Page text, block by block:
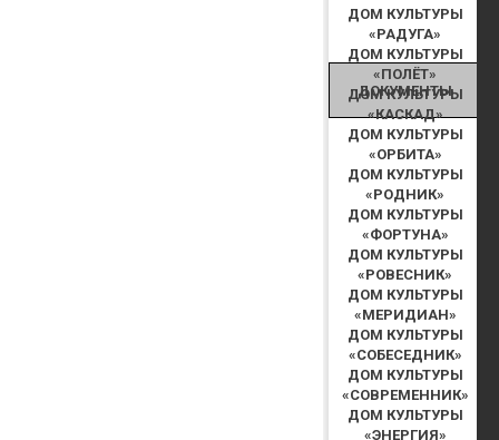
ДОМ КУЛЬТУРЫ
«РАДУГА»
ДОМ КУЛЬТУРЫ
«ПОЛЁТ»
ДОМ КУЛЬТУРЫ
«КАСКАД»
ДОМ КУЛЬТУРЫ
«ОРБИТА»
ДОМ КУЛЬТУРЫ
«РОДНИК»
ДОМ КУЛЬТУРЫ
«ФОРТУНА»
ДОМ КУЛЬТУРЫ
«РОВЕСНИК»
ДОМ КУЛЬТУРЫ
«МЕРИДИАН»
ДОМ КУЛЬТУРЫ
«СОБЕСЕДНИК»
ДОМ КУЛЬТУРЫ
«СОВРЕМЕННИК»
ДОМ КУЛЬТУРЫ
«ЭНЕРГИЯ»
ДОКУМЕНТЫ